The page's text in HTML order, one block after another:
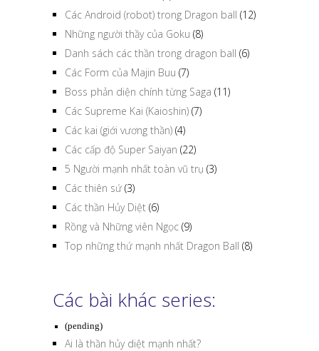
Các Android (robot) trong Dragon ball (12)
Những người thầy của Goku (8)
Danh sách các thần trong dragon ball (6)
Các Form của Majin Buu (7)
Boss phản diện chính từng Saga (11)
Các Supreme Kai (Kaioshin) (7)
Các kai (giới vương thần) (4)
Các cấp độ Super Saiyan (22)
5 Người mạnh nhất toàn vũ trụ (3)
Các thiên sứ (3)
Các thần Hủy Diệt (6)
Rồng và Những viên Ngọc (9)
Top những thứ mạnh nhất Dragon Ball (8)
Các bài khác series:
(pending)
Ai là thần hủy diệt mạnh nhất?